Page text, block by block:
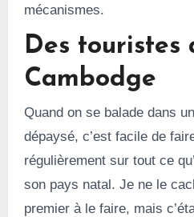
mécanismes.
Des touristes
Cambodge
Quand on se balade dans
dépaysé, c’est facile de
régulièrement sur tout ce
son pays natal. Je ne le
premier à le faire, mais